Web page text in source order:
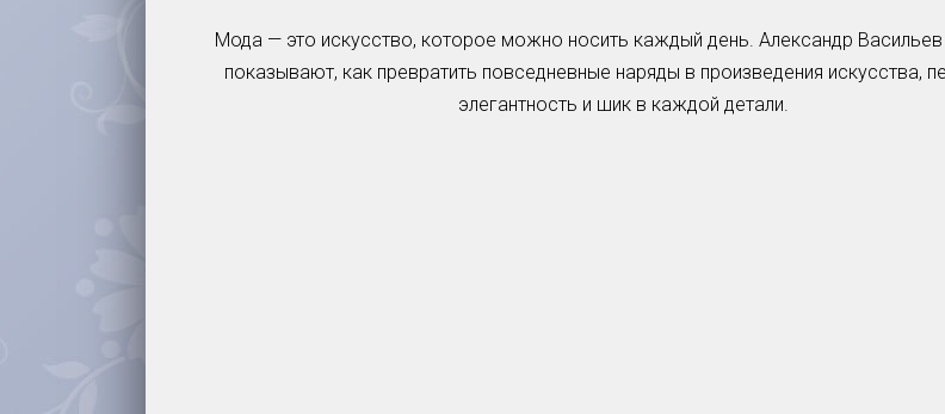
Мода — это искусство, которое можно носить каждый день. Александр
показывают, как превратить повседневные наряды в произведения искусства,
элегантность и шик в каждой детали.